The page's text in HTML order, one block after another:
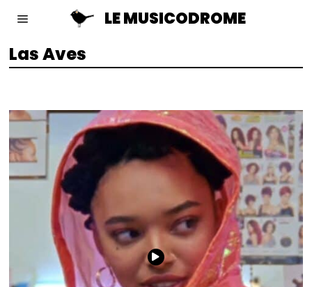
LE MUSICODROME
Las Aves